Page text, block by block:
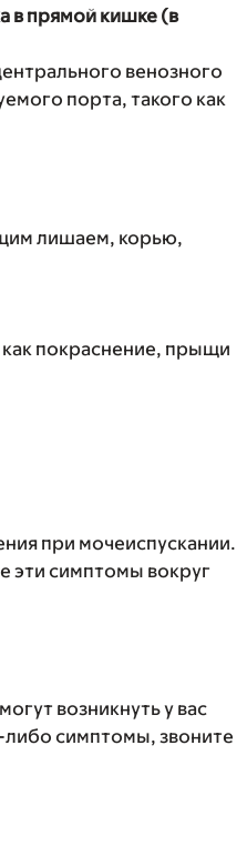
в прямой кишке (в
венозного
порта, такого как
лишаем, корью,
как покраснение, прыщи
при мочеиспускании.
эти симптомы вокруг
возникнуть у вас
либо симптомы, звоните